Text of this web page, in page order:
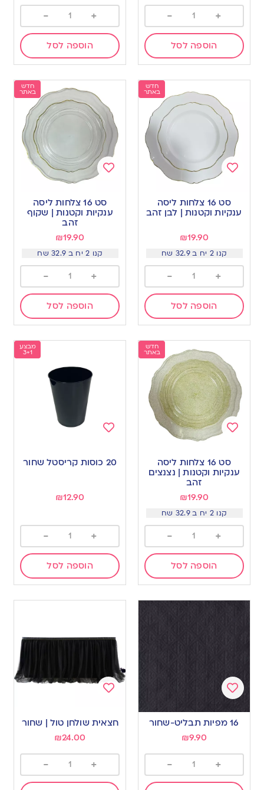
+
-
הוספה לסל
+
-
הוספה לסל
חדש
באתר
wishlist
סט 16 צלחות ליסה
ענקיות וקטנות | לבן זהב
₪19.90
קנו 2 יח ב 32.9 שח
+
-
הוספה לסל
חדש
באתר
wishlist
סט 16 צלחות ליסה
ענקיות וקטנות | שקוף
זהב
₪19.90
קנו 2 יח ב 32.9 שח
+
-
הוספה לסל
חדש
באתר
wishlist
סט 16 צלחות ליסה
ענקיות וקטנות | נצנצים
זהב
₪19.90
קנו 2 יח ב 32.9 שח
+
-
הוספה לסל
מבצע
3+1
to
20 כוסות קריסטל שחור
₪12.90
+
-
הוספה לסל
to
16 מפיות תבליט-שחור
₪9.90
+
-
to
חצאית שולחן טול | שחור
₪24.00
+
-